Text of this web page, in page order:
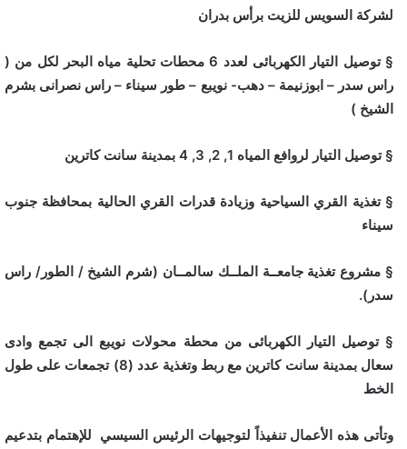
لشركة السويس للزيت برأس بدران
§ توصيل التيار الكهربائى لعدد 6 محطات تحلية مياه البحر لكل من (
راس سدر – ابوزنيمة – دهب- نويبع – طور سيناء – راس نصرانى بشرم
الشيخ )
§ توصيل التيار لروافع المياه 1, 2, 3, 4 بمدينة سانت كاترين
§ تغذية القري السياحية وزيادة قدرات القري الحالية بمحافظة جنوب
سيناء
§ مشروع تغذية جامعــة الملــك سالمــان (شرم الشيخ / الطور/ راس
سدر).
§ توصيل التيار الكهربائى من محطة محولات نويبع الى تجمع وادى
سعال بمدينة سانت كاترين مع ربط وتغذية عدد (8) تجمعات على طول
الخط
وتأتى هذه الأعمال تنفيذاً لتوجيهات الرئيس السيسي للإهتمام بتدعيم